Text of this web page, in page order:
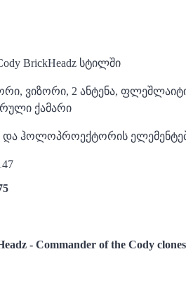
BrickHeadz სტილში
ვიზორი, 2 ანტენა,
ქამარი
და ჰოლოპროექტორის
- Commander of the Cody clones